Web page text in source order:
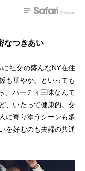
なつきあい
社交の盛んなNY在住
も華やか。といっても
、パーティ三昧なんて
、いたって健康的。交
に寄り添うシーンも多
を好むのも夫婦の共通